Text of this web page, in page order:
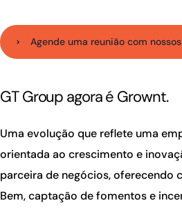
Agende uma reunião com
GT Group agora é Grownt.
Uma evolução que reflete uma
orientada ao crescimento e
parceira de negócios, oferecendo
Bem, captação de fomentos e